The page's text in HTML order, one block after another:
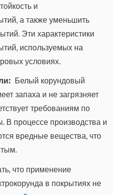
и
а также уменьшить
Эти характеристики
используемых на
условиях.
Белый корундовый
запаха и не загрязняет
требованиям по
процессе производства и
вредные вещества, что
что применение
в покрытиях не